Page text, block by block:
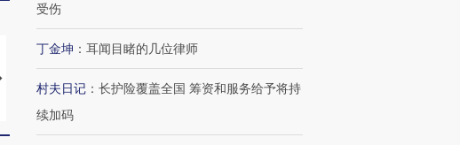
马航飞行员跨国走私7万
粒摇头丸 尿检体内含3种
视线｜被称为“蟑螂”的印
度Z世代 用街头抗争将教
视线｜“入侵”还是“人道危
机”？难民潮撕裂西班牙
受伤
丁金坤 ： 耳闻目睹的几位律师
村夫日记 ： 长护险覆盖全国 筹资和服务给予将持
续加码